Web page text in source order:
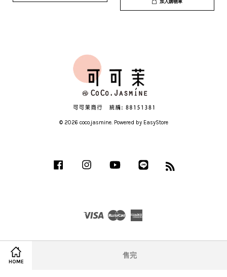
HOME
售完
加入購物車
© 2026 coco.jasmine. Powered by EasyStore
Facebook Instagram YouTube
Visa Master